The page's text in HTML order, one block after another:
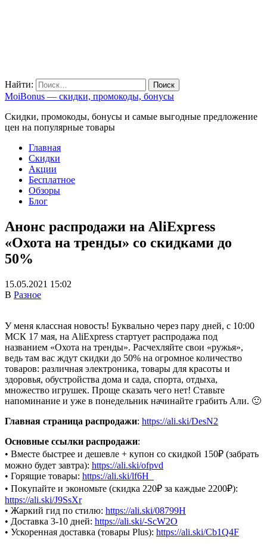
Найти:
MoiBonus — скидки, промокоды, бонусы
Скидки, промокоды, бонусы и самые выгодные предложение
цен на популярные товары
Главная
Скидки
Акции
Бесплатное
Обзоры
Блог
Анонс распродажи на AliExpress
«Охота на тренды» со скидками до
50%
15.05.2021 15:02
В Разное
У меня классная новость! Буквально через пару дней, с 10:00
МСК 17 мая, на AliExpress стартует распродажа под
названием «Охота на тренды». Расчехляйте свои «ружья»,
ведь там вас ждут скидки до 50% на огромное количество
товаров: различная электроника, товары для красоты и
здоровья, обустройства дома и сада, спорта, отдыха,
множество игрушек. Проще сказать чего нет! Ставьте
напоминание и уже в понедельник начинайте грабить Али. 🙂
Главная страница распродажи: https://ali.ski/DesN2
Основные ссылки распродажи:
• Вместе быстрее и дешевле + купон со скидкой 150₽ (забрать
можно будет завтра): https://ali.ski/ofpvd
• Горящие товары: https://ali.ski/lf6H_
• Покупайте и экономьте (скидка 220₽ за каждые 2200₽):
https://ali.ski/J9SsXr
• Жаркий гид по стилю: https://ali.ski/08799H
• Доставка 3-10 дней: https://ali.ski/-ScW2O
• Ускоренная доставка (товары Plus): https://ali.ski/Cb1Q4F